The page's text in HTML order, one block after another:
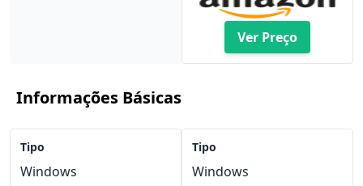
Ver Preço
Informações Básicas
Tipo
Windows
Tipo
Windows